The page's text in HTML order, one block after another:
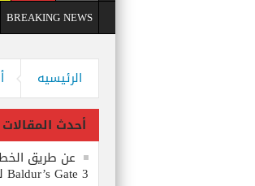
BREAKING NEWS
الرئيسيه
أحدث المقالات
عن طريق
Baldur’s Gate 3 للاعبي PS5